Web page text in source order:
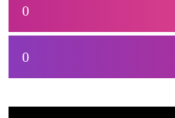
0
0